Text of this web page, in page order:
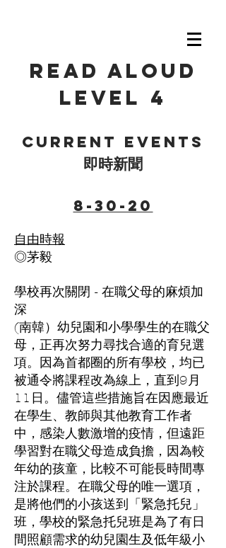
Read Aloud
level 4
Current events
即時新聞
8-30-20
自由時報
◎茅毅
學校再次關閉 - 在職父母的麻煩加
深
(南韓）幼兒園和小學學生的在職父
母，正再次努力尋找合適的育兒選
項。因為首都圈的所有學校，均已
被通令將課程改為線上，直到9月
11日。儘管這些措施旨在因應最近
在學生、教師與其他教育工作者
中，感染人數激增的疫情，但遠距
學習對在職父母造成負擔，因為較
年幼的孩童，比較不可能長時間專
注於課程。在職父母的唯一選項，
是將他們的小孩送到「緊急托兒」
班，學校的緊急托兒班是為了有日
間照顧需求的幼兒園生及低年級小